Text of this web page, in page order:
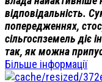
відповідальність.
попередженнях,
сільгоспземель діє
так, як можна
Більше інформації